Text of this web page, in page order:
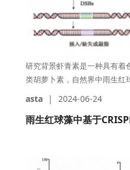
研究背景虾青素是一种具有着
类胡萝卜素，自然界中雨生红
asta | 2024-06-24